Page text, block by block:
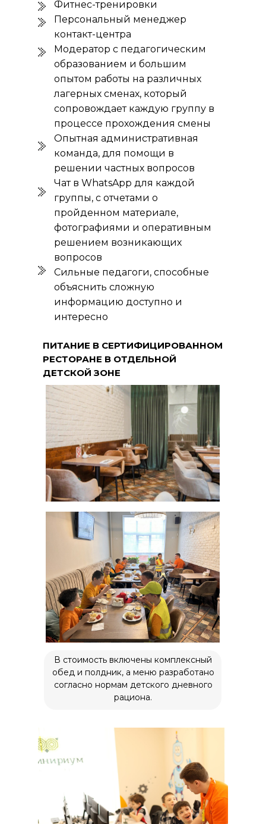
Фитнес-тренировки
Персональный менеджер
контакт-центра
Модератор с педагогическим
образованием и большим
опытом работы на различных
лагерных сменах, который
сопровождает каждую группу в
процессе прохождения смены
Опытная административная
команда, для помощи в
решении частных вопросов
Чат в WhatsApp для каждой
группы, с отчетами о
пройденном материале,
фотографиями и оперативным
решением возникающих
вопросов
Сильные педагоги, способные
объяснить сложную
информацию доступно и
интересно
ПИТАНИЕ В СЕРТИФИЦИРОВАННОМ
РЕСТОРАНЕ В ОТДЕЛЬНОЙ
ДЕТСКОЙ ЗОНЕ
В стоимость включены комплексный
обед и полдник, а меню разработано
согласно нормам детского дневного
рациона.
+7 (495) 818-64-46
Покрышкина, 8к2